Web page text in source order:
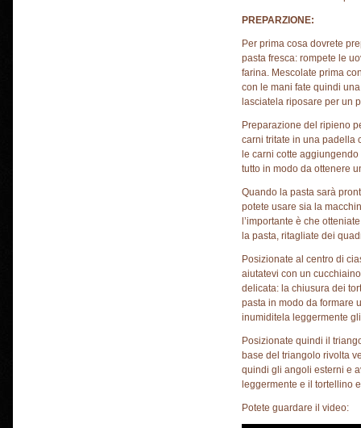
PREPARZIONE:
Per prima cosa dovrete
pasta fresca: rompete le
farina. Mescolate prima
con le mani fate quindi
lasciatela riposare per un
Preparazione del ripieno
carni tritate in una padella
le carni cotte
tutto in modo da ottenere
Quando la pasta sarà
potete usare sia la
l’importante è che
la pasta, ritagliate dei
Posizionate al centro di
aiutatevi con un
delicata: la chiusura dei
pasta in modo da formare
inumiditela leggermente
Posizionate quindi il
base del triangolo rivolta
quindi gli angoli esterni e
leggermente e il tortellino
Potete guardare il video: